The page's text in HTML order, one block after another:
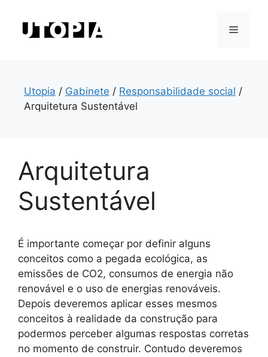
Menu
Utopia / Gabinete / Responsabilidade social /
Arquitetura Sustentável
Arquitetura
Sustentável
É importante começar por definir alguns
conceitos como a pegada ecológica, as
emissões de CO2, consumos de energia não
renovável e o uso de energias renováveis.
Depois deveremos aplicar esses mesmos
conceitos à realidade da construção para
podermos perceber algumas respostas corretas
no momento de construir. Contudo deveremos